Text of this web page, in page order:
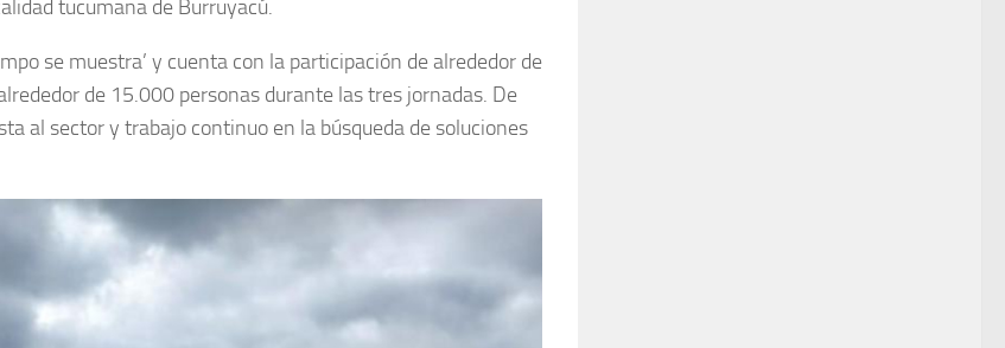
tucumana de Burruyacú.
se muestra’ y cuenta con la participación de alrededor de
de 15.000 personas durante las tres jornadas. De
al sector y trabajo continuo en la búsqueda de soluciones